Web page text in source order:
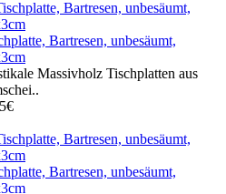
Bartresen, unbesäumt,
Massivholz Tischplatten aus
Bartresen, unbesäumt,